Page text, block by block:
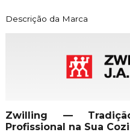
Descrição da Marca
Zwilling —
Profissional na Sua